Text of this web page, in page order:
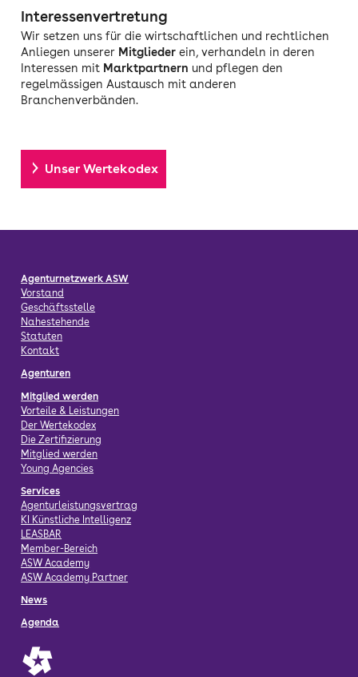
Interessenvertretung
Wir setzen uns für die wirtschaftlichen und rechtlichen
Anliegen unserer Mitglieder ein, verhandeln in deren
Interessen mit Marktpartnern und pflegen den
regelmässigen Austausch mit anderen
Branchenverbänden.
Unser Wertekodex
Agenturnetzwerk ASW
Vorstand
Geschäftsstelle
Nahestehende
Statuten
Kontakt
Agenturen
Mitglied werden
Vorteile & Leistungen
Der Wertekodex
Die Zertifizierung
Mitglied werden
Young Agencies
Services
Agenturleistungsvertrag
KI Künstliche Intelligenz
LEASBAR
Member-Bereich
ASW Academy
ASW Academy Partner
News
Agenda